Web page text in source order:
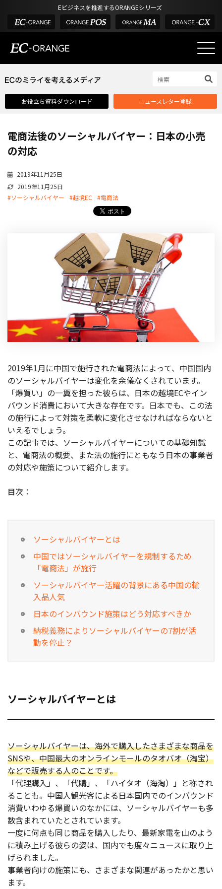
Eビジネスを推進するORANGEシリーズ
選ばれる理由
課題解決例
機能一覧
外部サービス連携
インフラ環境・サポート
ショッピングモール型 EC
マルチテナント、マルチブランドなど
通販受注対応
EC運用支援
継続的に結果を出し続けるECサイトへ
ライセンス契約
内製化支援
補助金活用支援
導入事例
お役立ち記事
お役立ち資料ダウンロード ニュースレター登録
電商法後のソーシャルバイヤー：日本の小売
の対応
2019年11月25日
2019年11月25日
#ソーシャルバイヤー
#越境EC #電商法
2019年1月に中国で施行された電商法によって、中国国内
のソーシャルバイヤーは変化を余儀なくされています。
「爆買い」の一翼を担った彼らは、日本の越境ECやイン
バウンド消費において大きな存在です。日本でも、この法
の施行によって対策を柔軟に変化させなければならないと
いえるでしょう。
この記事では、ソーシャルバイヤーについての基礎知識
と、電商法の概要、また法の施行にともなう日本の事業者
の対応や施策について紹介します。
目次：
ソーシャルバイヤーとは
中国ではソーシャルバイヤーを規制するため
「電商法」が施行
ソーシャルバイヤー活躍の背景にある中国の輸
入品人気
日本のインバウンド施策はどう対応すべきか
納税義務によりソーシャルバイヤーの7割が活
動を停止？
ソーシャルバイヤーとは
ソーシャルバイヤーは、海外で購入したさまざまな商品を
SNSや、中国最大のオンラインモールのタオバオ（淘宝）
などで販売する人のことです。
「代理購入」、「代購」、「ハイタオ（海淘）」と称され
ることも。中国人観光客による日本国内でのインバウンド
消費いわゆる爆買いのなかには、ソーシャルバイヤーも多
数含まれていたとされています。
一度に何点も同じ商品を購入したり、最新家電を山のよう
に積み上げる彼らの姿は、国内でも度々ニュースに取り上
げられました。
事業者向けの施策にも、さまざまな関連があったかと思い
ます。